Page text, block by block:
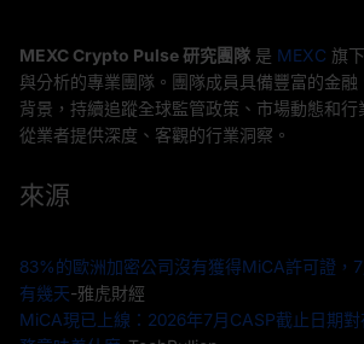
MEXC Crypto Pulse 研究團隊 是 MEXC 旗
與分析的專業團隊。團隊成員具備豐富的金
背景，持續追蹤全球監管政策、市場動態和
從業者提供深度、客觀的行業洞察。
來源
83%的歐洲加密公司沒有獲得MiCA許可證，
有幾天-雅虎財經
MiCA現已上線：2026年7月CASP截止日期